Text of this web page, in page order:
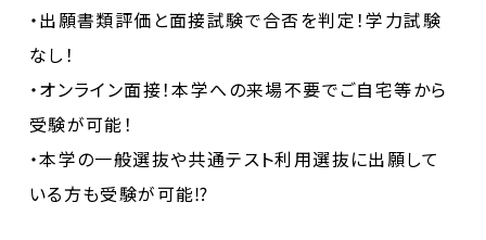
・出願書類評価と面接試験で合否を判定！学力試験
なし！
・オンライン面接！本学への来場不要でご自宅等から
受験が可能！
・本学の一般選抜や共通テスト利用選抜に出願して
いる方も受験が可能⁉